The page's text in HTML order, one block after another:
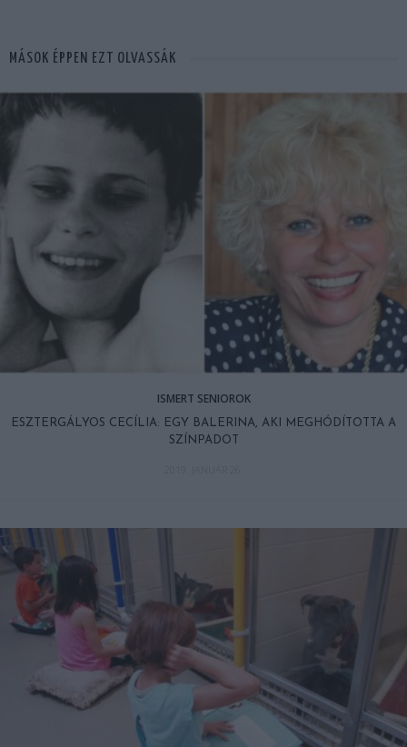
MÁSOK ÉPPEN EZT OLVASSÁK
ISMERT SENIOROK
ESZTERGÁLYOS CECÍLIA: EGY BALERINA, AKI MEGHÓDÍTOTTA A
SZÍNPADOT